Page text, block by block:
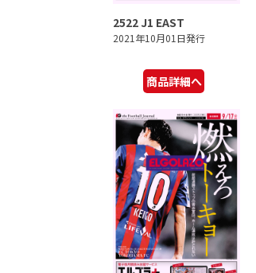
2522 J1 EAST
2021年10月01日発行
商品詳細へ